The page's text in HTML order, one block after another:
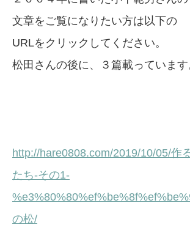
文章をご覧になりたい方は以下の
URLをクリックしてください。
松田さんの後に、３篇載っています
http://hare0808.com/2019/10/05/作
たち-その1-
の松/